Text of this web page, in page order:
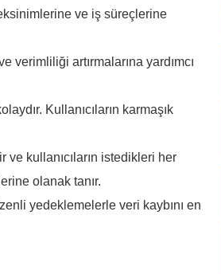
ve iş süreçlerine
artırmalarına yardımcı
Kullanıcıların karmaşık
kullanıcıların istedikleri her
olanak tanır.
yedeklemelerle veri kaybını en